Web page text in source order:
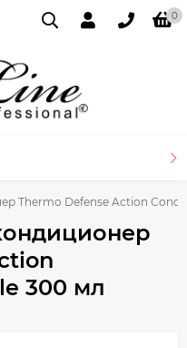
0
Thermo Defense Action
300 мл